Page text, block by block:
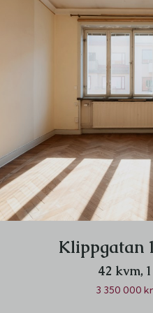
Klippgatan
42 kvm,
3 350 000